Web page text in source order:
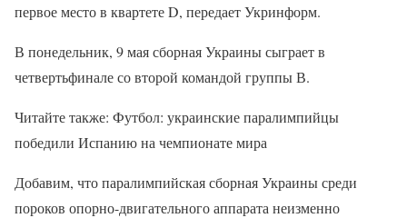
первое место в квартете D, передает Укринформ.
В понедельник, 9 мая сборная Украины сыграет в
четвертьфинале со второй командой группы В.
Читайте также: Футбол: украинские паралимпийцы
победили Испанию на чемпионате мира
Добавим, что паралимпийская сборная Украины среди
пороков опорно-двигательного аппарата неизменно